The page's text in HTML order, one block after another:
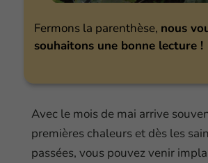
Fermons la parenthèse, nous
souhaitons une bonne lecture !
Avec le mois de mai arrive
premières chaleurs et dès les
passées, vous pouvez venir